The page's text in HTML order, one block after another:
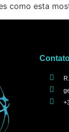
como esta